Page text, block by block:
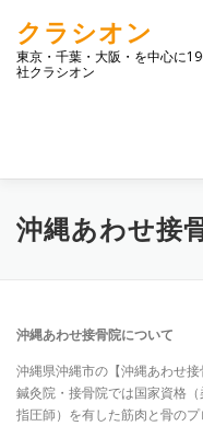
ッ
クラシオン
東京・千葉・大阪・を中心に
社クラシオン
トップ 店舗一覧
沖縄あわせ接
沖縄あわせ接骨院について
沖縄県沖縄市の【沖縄あわせ接
鍼灸院・接骨院では国家資格
指圧師）を有した筋肉と骨のプ